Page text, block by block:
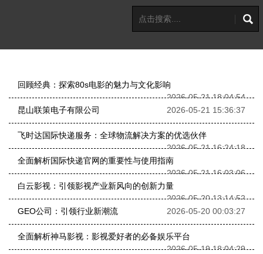
回顾经典：探索80s电影的魅力与文化影响
2026-05-21 18:04:54
昆山联策电子有限公司
2026-05-21 15:36:37
飞时达国际快递服务：全球物流解决方案的优选伙伴
2026-05-21 16:24:18
全面解析国际快递官网的重要性与使用指南
2026-05-21 16:03:06
白云影视：引领影视产业新风向的创新力量
2026-05-20 13:14:52
GEO公司：引领行业新潮流
2026-05-20 00:03:27
全面解析神马影视：影视爱好者的必备娱乐平台
2026-05-19 18:04:29